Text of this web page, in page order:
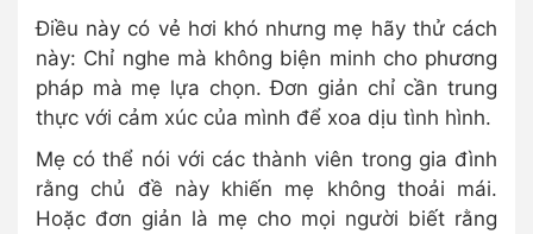
Điều này có vẻ hơi khó nhưng mẹ hãy thử cách
này: Chỉ nghe mà không biện minh cho phương
pháp mà mẹ lựa chọn. Đơn giản chỉ cần trung
thực với cảm xúc của mình để xoa dịu tình hình.
Mẹ có thể nói với các thành viên trong gia đình
rằng chủ đề này khiến mẹ không thoải mái.
Hoặc đơn giản là mẹ cho mọi người biết rằng